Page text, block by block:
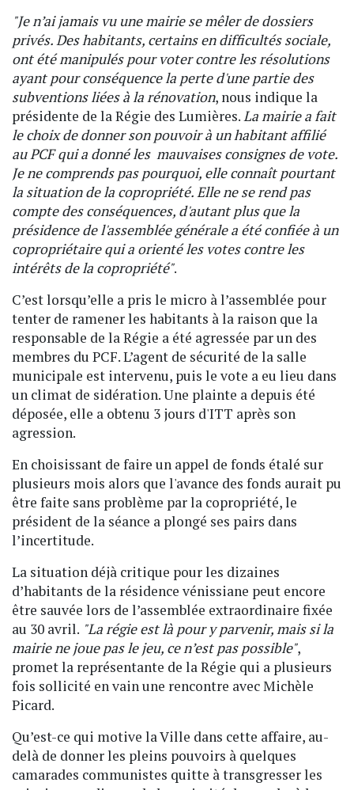
"Je n’ai jamais vu une mairie se mêler de dossiers
privés. Des habitants, certains en difficultés sociale,
ont été manipulés pour voter contre les résolutions
ayant pour conséquence la perte d'une partie des
subventions liées à la rénovation, nous indique la
présidente de la Régie des Lumières.La mairie a fait
le choix de donner son pouvoir à un habitant affilié
au PCF qui a donné les mauvaises consignes de vote.
Je ne comprends pas pourquoi, elle connaît pourtant
la situation de la copropriété. Elle ne se rend pas
compte des conséquences, d'autant plus que la
présidence de l'assemblée générale a été confiée à un
copropriétaire qui a orienté les votes contre les
intérêts de la copropriété".
C’est lorsqu’elle a pris le micro à l’assemblée pour
tenter de ramener les habitants à la raison que la
responsable de la Régie a été agressée par un des
membres du PCF. L’agent de sécurité de la salle
municipale est intervenu, puis le vote a eu lieu dans
un climat de sidération. Une plainte a depuis été
déposée, elle a obtenu 3 jours d'ITT après son
agression.
En choisissant de faire un appel de fonds étalé sur
plusieurs mois alors que l'avance des fonds aurait pu
être faite sans problème par la copropriété, le
président de la séance a plongé ses pairs dans
l’incertitude.
La situation déjà critique pour les dizaines
d’habitants de la résidence vénissiane peut encore
être sauvée lors de l’assemblée extraordinaire fixée
au 30 avril. "La régie est là pour y parvenir, mais si la
mairie ne joue pas le jeu, ce n’est pas possible",
promet la représentante de la Régie qui a plusieurs
fois sollicité en vain une rencontre avec Michèle
Picard.
Qu’est-ce qui motive la Ville dans cette affaire, au-
delà de donner les pleins pouvoirs à quelques
camarades communistes quitte à transgresser les